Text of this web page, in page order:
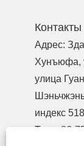
Контакты
Адрес:
Хунъюфа,
улица
индекс
Тел.:
+86-